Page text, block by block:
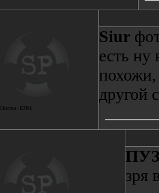
Посты: 6704
Siur
есть ну
похожи,
другой
зря